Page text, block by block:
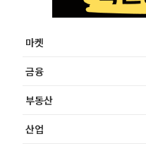
마켓
금융
부동산
산업